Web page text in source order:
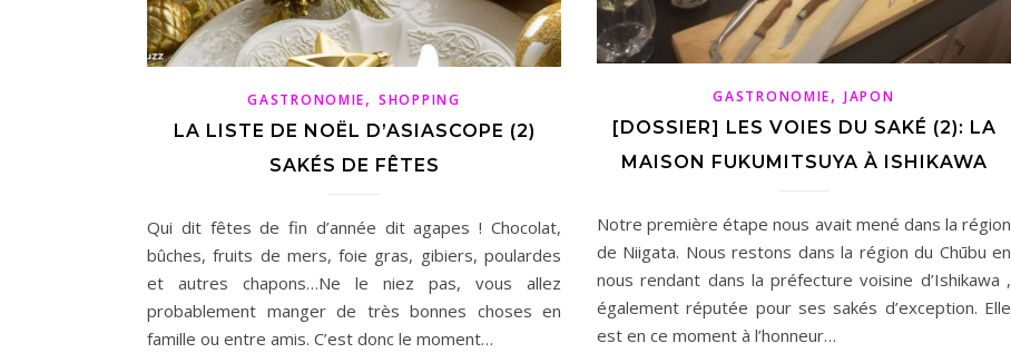
GASTRONOMIE,SHOPPING
LA LISTE DE NOËL D’ASIASCOPE (2)
SAKÉS DE FÊTES
Qui dit fêtes de fin d’année dit agapes ! Chocolat,
bûches, fruits de mers, foie gras, gibiers, poulardes
et autres chapons…Ne le niez pas, vous allez
probablement manger de très bonnes choses en
famille ou entre amis. C’est donc le moment…
GASTRONOMIE,JAPON
[DOSSIER] LES VOIES DU SAKÉ (2): LA
MAISON FUKUMITSUYA À ISHIKAWA
Notre première étape nous avait mené dans la région
de Niigata. Nous restons dans la région du Chūbu en
nous rendant dans la préfecture voisine d’Ishikawa ,
également réputée pour ses sakés d’exception. Elle
est en ce moment à l’honneur…